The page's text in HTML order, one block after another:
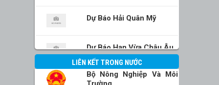
Dự Báo Hải Quân Mỹ
Dự Báo Hạn Vừa Châu Âu
LIÊN KẾT TRONG NƯỚC
Bộ Nông Nghiệp Và Môi